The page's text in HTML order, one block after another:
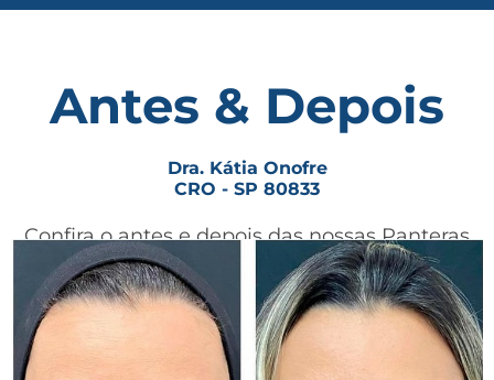
Antes & Depois
Dra. Kátia Onofre
CRO - SP 80833
Confira o antes e depois das nossas Panteras